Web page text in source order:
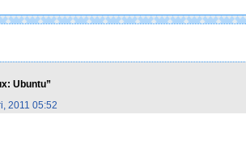
Ubuntu”
2011 05:52